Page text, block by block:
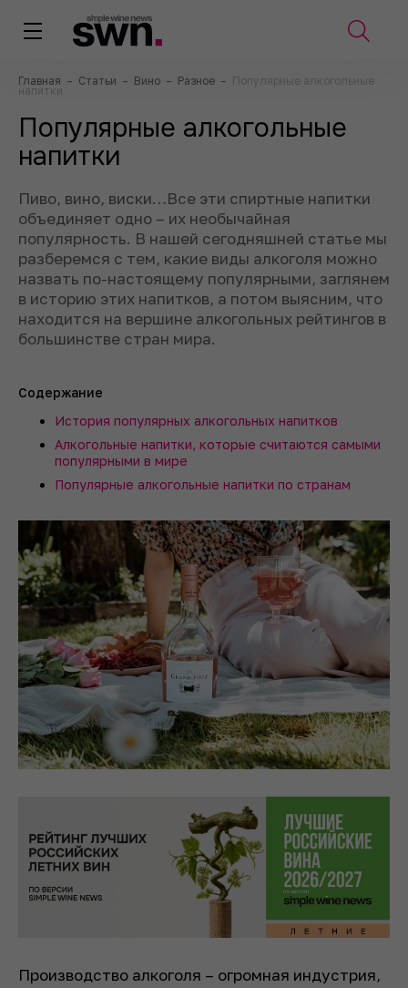
Главная – Статьи – Вино – Разное – Популярные алкогольные
напитки
Популярные алкогольные
напитки
Пиво, вино, виски…Все эти спиртные напитки
объединяет одно – их необычайная
популярность. В нашей сегодняшней статье мы
разберемся с тем, какие виды алкоголя можно
назвать по-настоящему популярными, заглянем
в историю этих напитков, а потом выясним, что
находится на вершине алкогольных рейтингов в
большинстве стран мира.
Содержание
История популярных алкогольных напитков
Алкогольные напитки, которые считаются самыми
популярными в мире
Популярные алкогольные напитки по странам
Производство алкоголя – огромная индустрия,